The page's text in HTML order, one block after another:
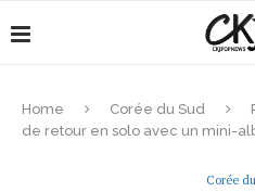
Home Corée du Sud
de retour en solo avec un mini-
Corée